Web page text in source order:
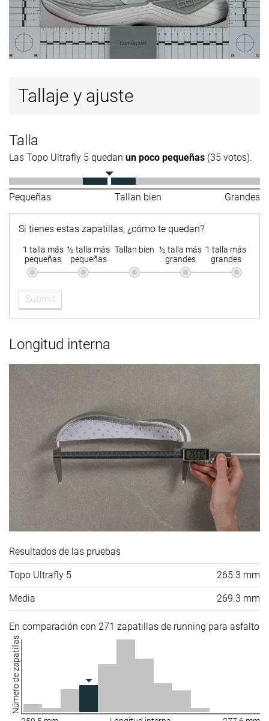
Tallaje y ajuste
Talla
Las Topo Ultrafly 5 quedan un poco pequeñas (35 votos).
Pequeñas Tallan bien Grandes
Si tienes estas zapatillas, ¿cómo te quedan?
1 talla más
pequeñas
½ talla más
pequeñas
Tallan bien ½ talla más
grandes
1 talla más
grandes
Submit
Longitud interna
Resultados de las pruebas
Topo Ultrafly 5 265.3 mm
Media 269.3 mm
En comparación con 271 zapatillas de running para asfalto
Número de zapatillas